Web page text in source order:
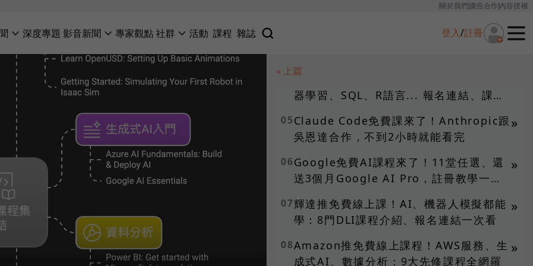
關於我們廣告合作內容授權
深度專題 影音新聞 專家觀點社群 活動 課程 雜誌 登入/註冊
« 上篇
雲端服務...課程介紹、報名連結一次整理
AI開發者必學！Anthropic推免費線上
堂精選課一次看
»
04史丹佛免費線上課精選！初學者也能上機
器學習、SQL、R語言... 報名連結、課程
05Claude Code免費課來了！Anthropic跟
吳恩達合作，不到2小時就能看完
»
06Google免費AI課程來了！11堂任選、還
送3個月Google AI Pro，註冊教學一次
»
07輝達推免費線上課！AI、機器人模擬都能
學：8門DLI課程介紹、報名連結一次看
»
08Amazon推免費線上課程！AWS服務、生
成式AI、數據分析：9大先修課程全網羅
»